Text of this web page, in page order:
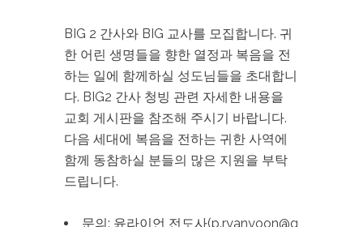
BIG 2 간사와 BIG 교사를 모집합니다. 귀
한 어린 생명들을 향한 열정과 복음을 전
하는 일에 함께하실 성도님들을 초대합니
다. BIG2 간사 청빙 관련 자세한 내용을
교회 게시판을 참조해 주시기 바랍니다.
다음 세대에 복음을 전하는 귀한 사역에
함께 동참하실 분들의 많은 지원을 부탁
드립니다.
문의: 윤라이언 전도사(p.ryanyoon@g